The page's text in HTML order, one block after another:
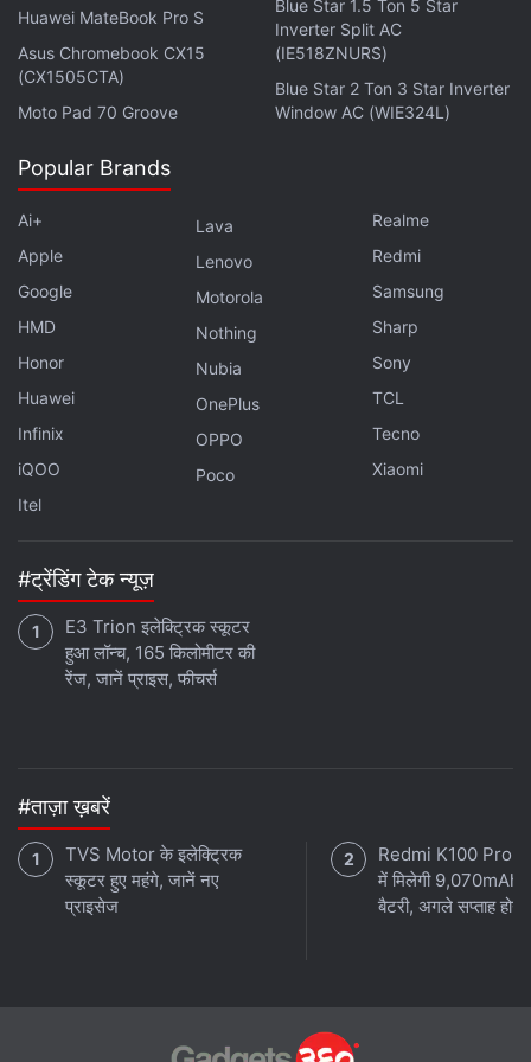
मॉड्स और स्टाइल शेल चुंबकीय शक्ति से मोटो ज़ेड के पिछले हिस्से में
बिना किसी परेशानी के जुड़ जाते हैं। और कैमरे की उभार के कारण ये
अपनी जगह पर बने रहते हैं। हमने पाया कि मैगनेटिक लॉक पूरी तरह से
भरोसेमंद नहीं था।
मोटो ज़ेड के वाटर और डस्ट प्रूफ होने के बारे में कोई दावा नहीं किया
गिया है जिसकी इस प्राइस रेंज के फोन में मौज़ूद रहने की उम्मीद होती
मौजूद है जो फोन को पानी या किसी अन्य द्रव्य पदार्थ के छींटों से बचाने
का काम करेगा।
Huawei MateBook Pro S
Asus Chromebook CX15
(CX1505CTA)
Moto Pad 70 Groove
Blue Star 1.5 Ton 5 Star
Inverter Split AC
(IE518ZNURS)
Blue Star 2 Ton 3 Star Inverter
Window AC (WIE324L)
Popular Brands
Ai+
Apple
Google
HMD
Honor
Huawei
Infinix
iQOO
Itel
Lava
Lenovo
Motorola
Nothing
Nubia
OnePlus
OPPO
Poco
Realme
Redmi
Samsung
Sharp
Sony
TCL
Tecno
Xiaomi
#ट्रेंडिंग टेक न्यूज़
E3 Trion इलेक्ट्रिक स्कूटर
हुआ लॉन्च, 165 किलोमीटर की
रेंज, जानें प्राइस, फीचर्स
#ताज़ा ख़बरें
TVS Motor के इलेक्ट्रिक
स्कूटर हुए महंगे, जानें नए
प्राइसेज
Redmi K100 Pro
में मिलेगी 9,070mAh
बैटरी, अगले सप्ताह होगा